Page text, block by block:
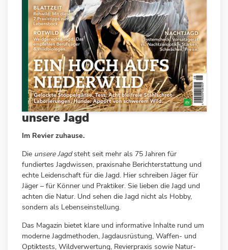
unsere Jagd
Im Revier zuhause.
Die unsere Jagdsteht seit mehr als 75 Jahren für
fundiertes Jagdwissen, praxisnahe Berichterstattung und
echte Leidenschaft für die Jagd. Hier schreiben Jäger für
Jäger – für Könner und Praktiker. Sie lieben die Jagd und
achten die Natur. Und sehen die Jagd nicht als Hobby,
sondern als Lebenseinstellung.
Das Magazin bietet klare und informative Inhalte rund um
moderne Jagdmethoden, Jagdausrüstung, Waffen- und
Optiktests, Wildverwertung, Revierpraxis sowie Natur-